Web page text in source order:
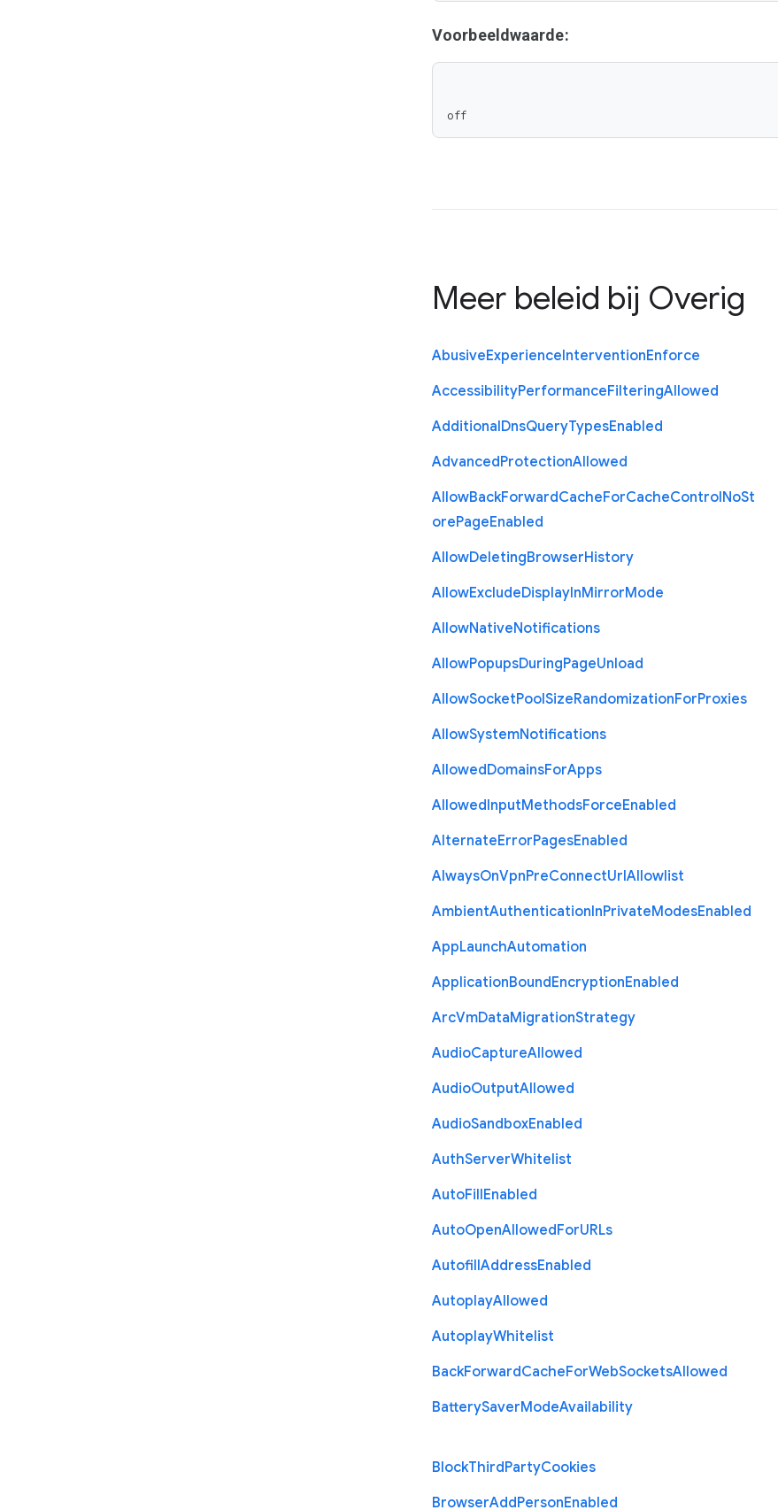
Voorbeeldwaarde:
off
Meer beleid bij Overig
AbusiveExperienceInterventionEnforce
AccessibilityPerformanceFilteringAllowed
AdditionalDnsQueryTypesEnabled
AdvancedProtectionAllowed
AllowBackForwardCacheForCacheControlNoSt
orePageEnabled
AllowDeletingBrowserHistory
AllowExcludeDisplayInMirrorMode
AllowNativeNotifications
AllowPopupsDuringPageUnload
AllowSocketPoolSizeRandomizationForProxies
AllowSystemNotifications
AllowedDomainsForApps
AllowedInputMethodsForceEnabled
AlternateErrorPagesEnabled
AlwaysOnVpnPreConnectUrlAllowlist
AmbientAuthenticationInPrivateModesEnabled
AppLaunchAutomation
ApplicationBoundEncryptionEnabled
ArcVmDataMigrationStrategy
AudioCaptureAllowed
AudioOutputAllowed
AudioSandboxEnabled
AuthServerWhitelist
AutoFillEnabled
AutoOpenAllowedForURLs
AutofillAddressEnabled
AutoplayAllowed
AutoplayWhitelist
BackForwardCacheForWebSocketsAllowed
BatterySaverModeAvailability
BlockThirdPartyCookies
BrowserAddPersonEnabled